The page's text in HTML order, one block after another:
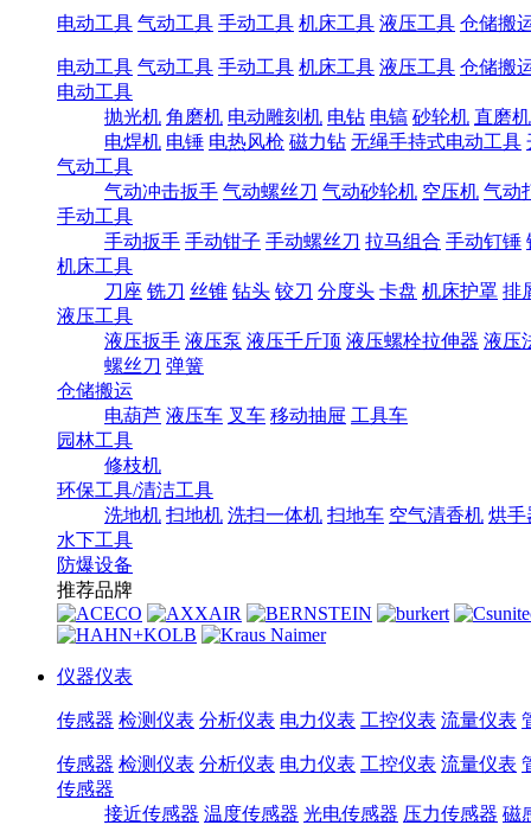
电动工具 气动工具 手动工具 机床工具 液压工具 仓储搬
电动工具 气动工具 手动工具 机床工具 液压工具 仓储搬
电动工具
抛光机 角磨机 电动雕刻机 电钻 电镐 砂轮机 直磨机
电焊机 电锤 电热风枪 磁力钻 无绳手持式电动工具
气动工具
气动冲击扳手 气动螺丝刀 气动砂轮机 空压机 气动
手动工具
手动扳手 手动钳子 手动螺丝刀 拉马组合 手动钉锤
机床工具
刀座 铣刀 丝锥 钻头 铰刀 分度头 卡盘 机床护罩 排
液压工具
液压扳手 液压泵 液压千斤顶 液压螺栓拉伸器 液压
螺丝刀 弹簧
仓储搬运
电葫芦 液压车 叉车 移动抽屉 工具车
园林工具
修枝机
环保工具/清洁工具
洗地机 扫地机 洗扫一体机 扫地车 空气清香机 烘手
水下工具
防爆设备
推荐品牌
仪器仪表
传感器 检测仪表 分析仪表 电力仪表 工控仪表 流量仪表
传感器 检测仪表 分析仪表 电力仪表 工控仪表 流量仪表
传感器
接近传感器 温度传感器 光电传感器 压力传感器 磁